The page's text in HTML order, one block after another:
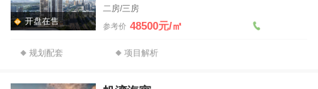
开盘在售
二房/三房
参考价 48500元/㎡
规划配套 项目解析